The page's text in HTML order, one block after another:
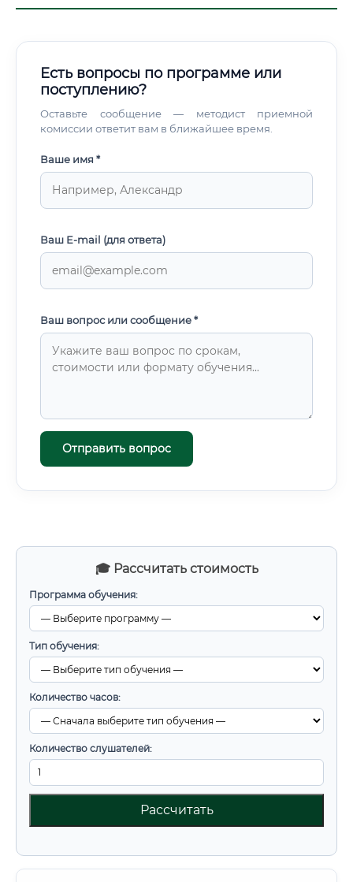
🎓 Рассчитать стоимость
Программа обучения:
Тип обучения:
Количество часов:
Количество слушателей:
Рассчитать
Есть вопросы по программе или
поступлению?
Оставьте сообщение — методист приемной
комиссии ответит вам в ближайшее время.
Ваше имя *
Ваш E-mail (для ответа)
Ваш вопрос или сообщение *
Отправить вопрос